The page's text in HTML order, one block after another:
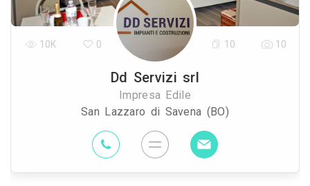
Dd Servizi srl
Impresa Edile
San Lazzaro di Savena (BO)
10K 0 10 10